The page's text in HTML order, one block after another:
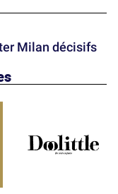
Milan décisifs